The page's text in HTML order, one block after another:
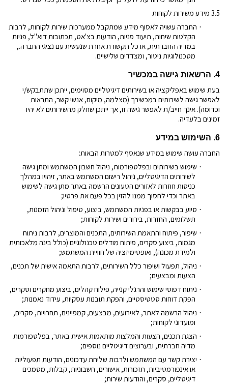
3.5 מידע משירות לקוחות
· החברה עשויה לאסוף מידע שמתקבל ממערכות שירות לקוחות, לרבות
הקלטות שיחות, תיעוד פניות, הודעות בצ'אט, תכתובות דוא"ל, פניות
במדיה החברתית, או כל תקשורת אחרת שנעשית עם נציגי החברה.,
מטכנולוגיות ניטור, ומצדדים שלישיים.
4. הרשאות גישה במכשיר
בעת שימוש באפליקציה או בשירותים דיגיטליים מסוימים, ייתכן שתתבקש/י
לאפשר גישה לשירותים במכשירך (מצלמה, מיקום, אנשי קשר, התראות
וכדומה). אינך חייב/ת לאפשר גישה זו, אך ייתכן שחלק מהשירותים לא יהיו
זמינים בלעדיה.
6. השימוש במידע
החברה עושה שימוש במידע שנאסף למטרות הבאות:
· שימוש בשירותים ובפלטפורמות, ניהול חשבון המשתמש ומתן גישה
לשירותים הדיגיטליים, ניהול רישום המשתמש באתר, זיהויו במהלך
כניסות חוזרות לאזורים הטעונים הרשמה באתר מתן גישה לשימוש
באתר וכדי לחסוך ממנו להזין בכל פעם את פרטיו;
· סיוע בבקשות או בפניות המשתמש, ביצוע, טיפול וניהול הזמנות,
תשלומים, החזרות, בירורים ושירות לקוחות;
· שיפור, פיתוח והתאמת השירותים, התכנים והמוצרים, לרבות ניתוח
מגמות, ביצוע סקרים, פיתוח מודלים טכנולוגיים (כולל בינה מלאכותית
ולמידת מכונה), ואופטימיזציה של חוויית המשתמש;
· ניהול, תפעול ושיפור כלל השירותים, לרבות התאמה אישית של תכנים,
הצעות ומבצעים;
· ניתוח דפוסי שימוש והרגלי קנייה, פילוח קהלים, ביצוע מחקרים וסקרים,
הפקת דוחות סטטיסטיים, והפקת תובנות עסקיות, עידוד נאמנות;
· ניהול הרשמה לאתר, לאירועים, מבצעים, קמפיינים, תחרויות, סקרים,
ומועדוני לקוחות;
· הצגת תכנים, הצעות והמלצות מותאמות אישית באתר, בפלטפורמות
מדיה חברתית, ובערוצים דיגיטליים נוספים;
· יצירת קשר עם המשתמש ולרבות שליחת עדכונים, הודעות תפעוליות
או אינפורמטיביות, תזכורות, אישורים, חשבוניות, קבלות, מסמכים
דיגיטליים, סקרים, והודעות שירות;